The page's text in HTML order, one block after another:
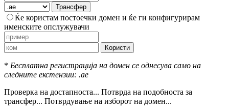
Трансфер
Ќе користам постоечки домен и ќе ги конфигурирам
именските опслужувачи
Користи
* Бесплатна регистрација на домен се однесува само на
следните екстензии: .ae
Проверка на достапноста... Потврда на подобноста за
трансфер... Потврдување на изборот на домен...